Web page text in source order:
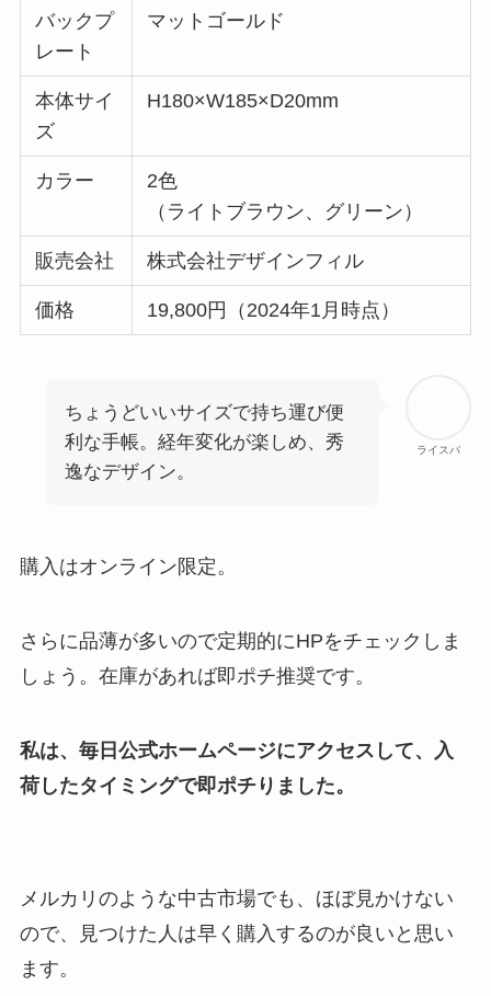
バックプ
レート
マットゴールド
本体サイ
ズ
H180×W185×D20mm
カラー
2色
（ライトブラウン、グリーン）
販売会社 株式会社デザインフィル
価格 19,800円（2024年1月時点）
ライスパ
ちょうどいいサイズで持ち運び便
利な手帳。経年変化が楽しめ、秀
逸なデザイン。
購入はオンライン限定。
さらに品薄が多いので定期的にHPをチェックしま
しょう。在庫があれば即ポチ推奨です。
私は、毎日公式ホームページにアクセスして、入
荷したタイミングで即ポチりました。
メルカリのような中古市場でも、ほぼ見かけない
ので、見つけた人は早く購入するのが良いと思い
ます。